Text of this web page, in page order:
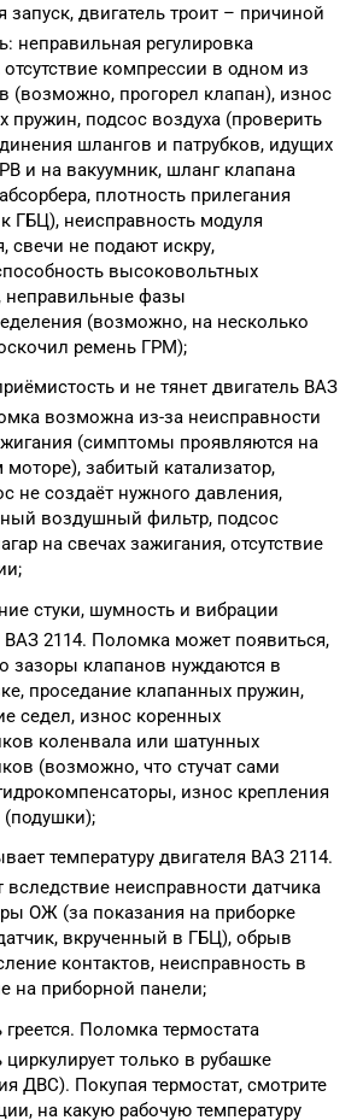
запуск, двигатель троит – причиной
неправильная регулировка
компрессии в одном из
(возможно, прогорел клапан), износ
пружин, подсос воздуха (проверить
шлангов и патрубков, идущих
и на вакуумник, шланг клапана
плотность прилегания
ГБЦ), неисправность модуля
свечи не подают искру,
высоковольтных
неправильные фазы
(возможно, на несколько
ремень ГРМ);
и не тянет двигатель ВАЗ
возможна из-за неисправности
(симптомы проявляются на
моторе), забитый катализатор,
не создаёт нужного давления,
воздушный фильтр, подсос
на свечах зажигания, отсутствие
стуки, шумность и вибрации
ВАЗ 2114. Поломка может появиться,
зазоры клапанов нуждаются в
проседание клапанных пружин,
седел, износ коренных
коленвала или шатунных
(возможно, что стучат сами
износ крепления
(подушки);
температуру двигателя ВАЗ 2114.
вследствие неисправности датчика
ОЖ (за показания на приборке
вкрученный в ГБЦ), обрыв
контактов, неисправность в
на приборной панели;
греется. Поломка термостата
циркулирует только в рубашке
ДВС). Покупая термостат, смотрите
на какую рабочую температуру